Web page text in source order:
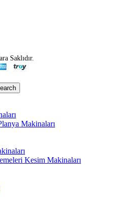
Saklıdır.
Makinaları
Kesim Makinaları